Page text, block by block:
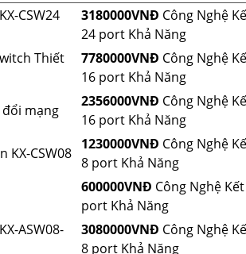
CSW24
3180000VNÐ Công Nghệ
24 port Khả Năng
Thiết
7780000VNÐ Công Nghệ
16 port Khả Năng
đổi mạng
2356000VNÐ Công Nghệ
16 port Khả Năng
KX-CSW08
1230000VNÐ Công Nghệ
8 port Khả Năng
600000VNÐ Công Nghệ
port Khả Năng
ASW08-
3080000VNÐ Công Nghệ
8 port Khả Năng